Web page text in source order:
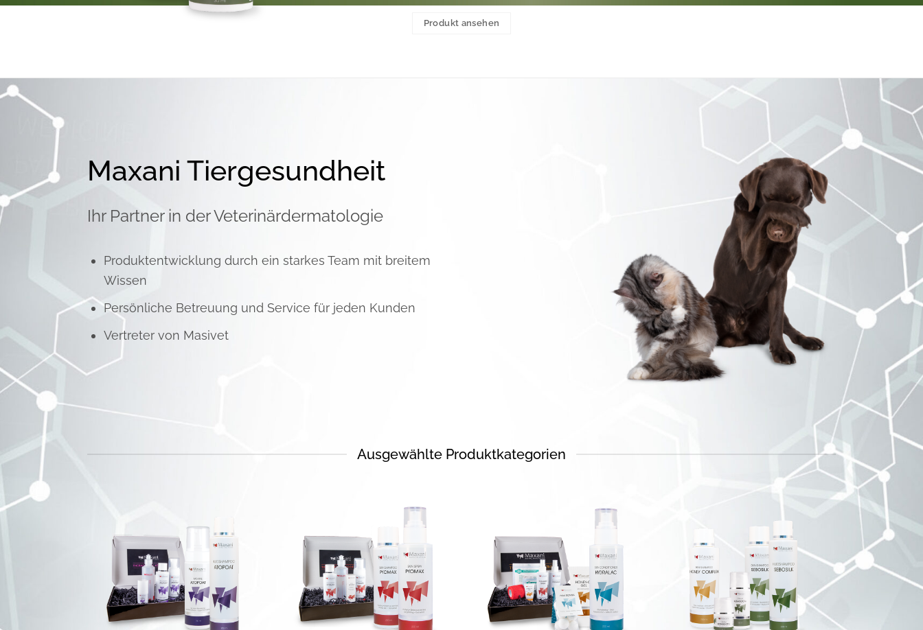
Produkt ansehen
Maxani Tiergesundheit
Ihr Partner in der Veterinärdermatologie
Produktentwicklung durch ein starkes Team mit breitem
Wissen
Persönliche Betreuung und Service für jeden Kunden
Vertreter von Masivet
Ausgewählte Produktkategorien